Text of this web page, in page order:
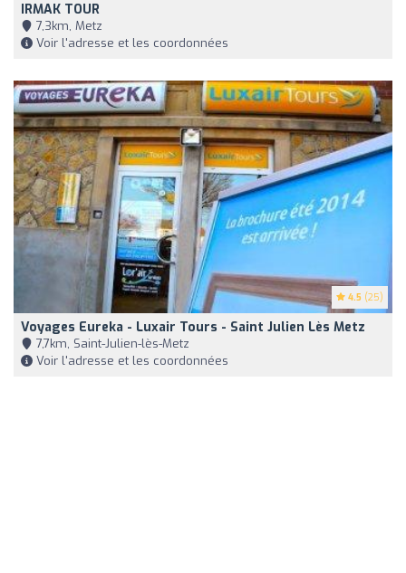
IRMAK TOUR
7,3km, Metz
Voir l'adresse et les coordonnées
4.5 (25)
Voyages Eureka - Luxair Tours - Saint Julien Lès Metz
7,7km, Saint-Julien-lès-Metz
Voir l'adresse et les coordonnées